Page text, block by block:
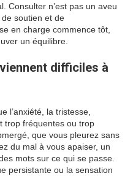
Consulter n’est pas un aveu
soutien et de
en charge commence tôt,
un équilibre.
difficiles à
l’anxiété, la tristesse,
trop fréquentes ou trop
que vous pleurez sans
du mal à vous apaiser, un
mots sur ce qui se passe.
persistante ou la sensation